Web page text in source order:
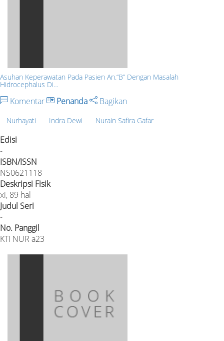
Asuhan Keperawatan Pada Pasien An.“B” Dengan Masalah
Hidrocephalus Di…
Komentar Penanda Bagikan
Nurhayati Indra Dewi Nurain Safira Gafar
Edisi
-
ISBN/ISSN
NS0621118
Deskripsi Fisik
xi, 89 hal
Judul Seri
-
No. Panggil
KTI NUR a23